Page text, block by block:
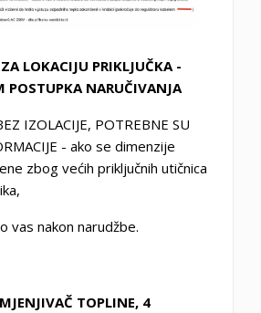
LOKACIJU PRIKLJUČKA -
POSTUPKA NARUČIVANJA
IZOLACIJE, POTREBNE SU
- ako se dimenzije
zbog većih priključnih utičnica
vas nakon narudžbe.
TOPLINE, 4